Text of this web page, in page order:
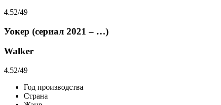
4.52/49
Уокер (сериал 2021 – …)
Walker
4.52/49
Год производства
Страна